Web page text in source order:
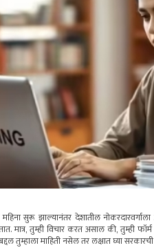
सुरू झाल्यानंतर देशातील
मात्र, तुम्ही विचार करत असाल की, तुम्ही
तुम्हाला माहिती नसेल तर लक्षात घ्या